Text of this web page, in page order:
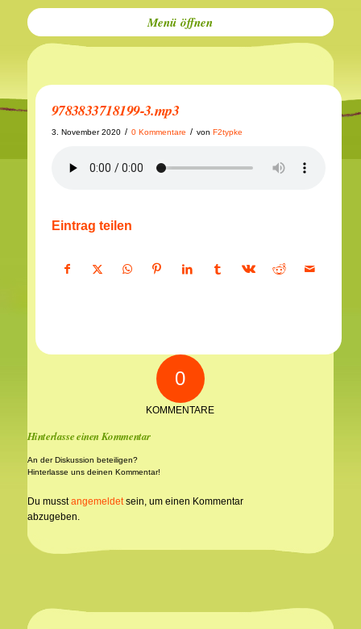
Menü
9783833718199-3.mp3
3. November 2020 / 0 Kommentare / von F2typke
Eintrag teilen
0
KOMMENTARE
Hinterlasse einen Kommentar
An der Diskussion beteiligen?
Hinterlasse uns deinen Kommentar!
Du musstangemeldetsein, um einen Kommentar
abzugeben.